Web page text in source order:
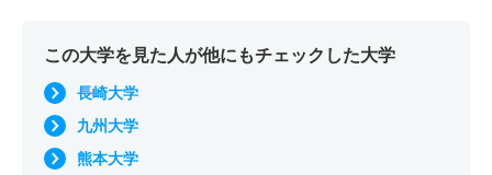
この大学を見た人が他にもチェックした大学
長崎大学
九州大学
熊本大学